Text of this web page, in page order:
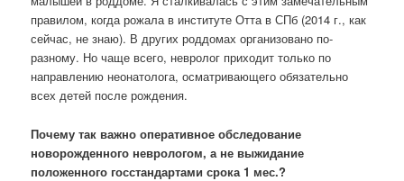
правилом, когда рожала в институте Отта в СПб (2014 г., как
сейчас, не знаю). В других роддомах организовано по-
разному. Но чаще всего, невролог приходит только по
направлению неонатолога, осматривающего обязательно
всех детей после рождения.
Почему так важно оперативное обследование
новорожденного неврологом, а не выжидание
положенного госстандартами срока 1 мес.?